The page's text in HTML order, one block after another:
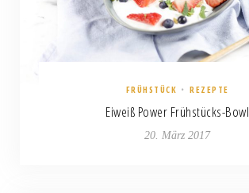
FRÜHSTÜCK • REZEPTE
Eiweiß Power Frühstücks-Bowl
20. März 2017